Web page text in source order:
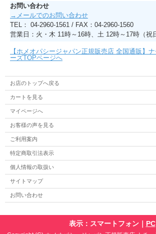
お問い合わせ
→メールでのお問い合わせ
TEL： 04-2960-1561 / FAX：04-2960-1560
営業日：火・木 11時～16時、土 12時～17時（祝
【ホメオパシージャパン正規販売店 全国通販】
ーズTOPページへ
お店のトップへ戻る
カートを見る
マイページへ
お客様の声を見る
ご利用案内
特定商取引法表示
個人情報の取扱い
サイトマップ
お問い合わせ
表示：スマートフォン｜ PC